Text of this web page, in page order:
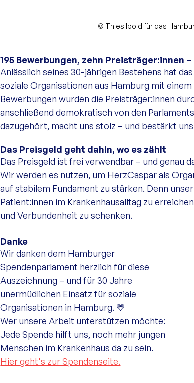
© Thies Ibold für das
195 Bewerbungen, zehn Preisträger:innen
Anlässlich seines 30-jährigen Bestehens hat
soziale Organisationen aus Hamburg mit
Bewerbungen wurden die Preisträger:innen
anschließend demokratisch von den
dazugehört, macht uns stolz – und bestärkt
Das Preisgeld geht dahin, wo es zählt
Das Preisgeld ist frei verwendbar – und genau
Wir werden es nutzen, um HerzCaspar als
auf stabilem Fundament zu stärken. Denn
Patient:innen im Krankenhausalltag zu
und Verbundenheit zu schenken.
Danke
Wir danken dem Hamburger
Spendenparlament herzlich für diese
Auszeichnung – und für 30 Jahre
unermüdlichen Einsatz für soziale
Organisationen in Hamburg. 💛
Wer unsere Arbeit unterstützen möchte:
Jede Spende hilft uns, noch mehr jungen
Menschen im Krankenhaus da zu sein.
Hier geht's zur Spendenseite.